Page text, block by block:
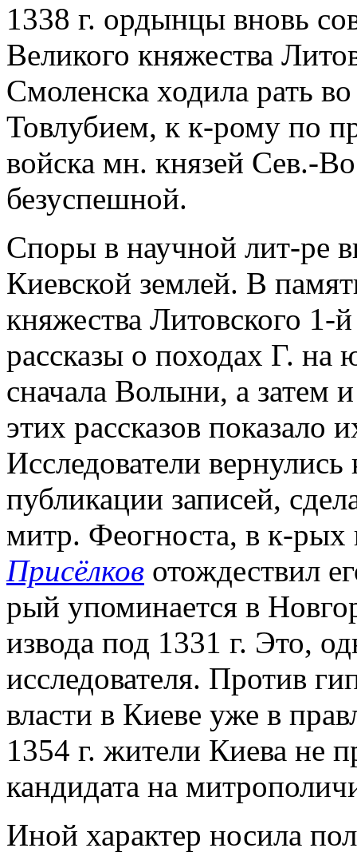
1338 г. ордынцы вновь
Великого княжества
Смоленска ходила рать
Товлубием, к к-рому по
войска мн. князей Сев.-
безуспешной.
Споры в научной лит-ре
Киевской землей. В
княжества Литовского 1-
рассказы о походах Г. на
сначала Волыни, а затем
этих рассказов показало
Исследователи
публикации записей,
митр. Феогноста, в к-
Присёлков отождествил
рый упоминается в
извода под 1331 г. Это,
исследователя. Против
власти в Киеве уже в
1354 г. жители Киева не
кандидата на
Иной характер носила